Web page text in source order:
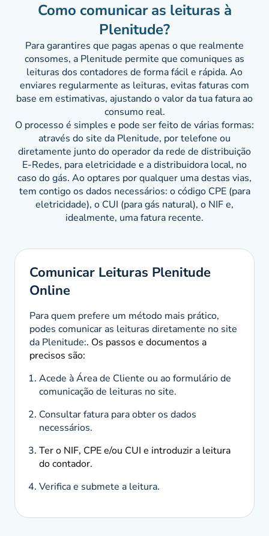
Como comunicar as leituras à
Plenitude?
Para garantires que pagas apenas o que realmente
consomes, a Plenitude permite que comuniques as
leituras dos contadores de forma fácil e rápida. Ao
enviares regularmente as leituras, evitas faturas com
base em estimativas, ajustando o valor da tua fatura ao
consumo real.
O processo é simples e pode ser feito de várias formas:
através do site da Plenitude, por telefone ou
diretamente junto do operador da rede de distribuição
E-Redes, para eletricidade e a distribuidora local, no
caso do gás. Ao optares por qualquer uma destas vias,
tem contigo os dados necessários: o código CPE (para
eletricidade), o CUI (para gás natural), o NIF e,
idealmente, uma fatura recente.
Comunicar Leituras Plenitude
Online
Para quem prefere um método mais prático,
podes comunicar as leituras diretamente no site
da Plenitude:. Os passos e documentos a
precisos são:
Acede à Área de Cliente ou ao formulário de
comunicação de leituras no site.
Consultar fatura para obter os dados
necessários.
Ter o NIF, CPE e/ou CUI e introduzir a leitura
do contador.
Verifica e submete a leitura.